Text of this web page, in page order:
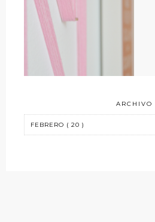
ARCHIVO